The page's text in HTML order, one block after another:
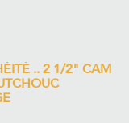
.. 2 1/2" CAM